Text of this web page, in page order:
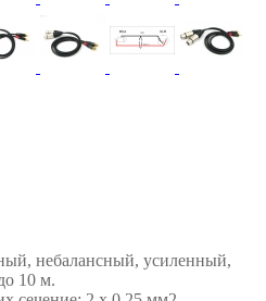
небалансный, усиленный,
10 м.